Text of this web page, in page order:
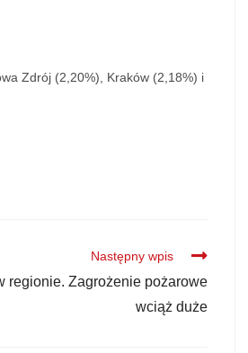
Zdrój (2,20%), Kraków (2,18%) i
Następny wpis
regionie. Zagrożenie pożarowe
wciąż duże